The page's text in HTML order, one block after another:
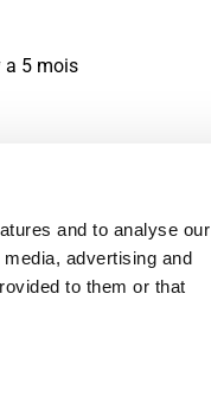
and to analyse our
advertising and
to them or that
a 5 mois
Recherche
FAQ